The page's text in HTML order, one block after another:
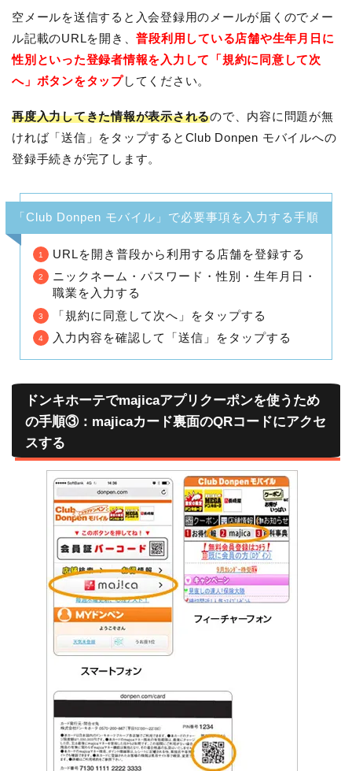
空メールを送信すると入会登録用のメールが届くのでメー
ル記載のURLを開き、普段利用している店舗や生年月日に
性別といった登録者情報を入力して「規約に同意して次
へ」ボタンをタップしてください。
再度入力してきた情報が表示されるので、内容に問題が無
ければ「送信」をタップするとClub Donpen モバイルへの
登録手続きが完了します。
「Club Donpen モバイル」で必要事項を入力する手順
URLを開き普段から利用する店舗を登録する
ニックネーム・パスワード・性別・生年月日・
職業を入力する
「規約に同意して次へ」をタップする
入力内容を確認して「送信」をタップする
ドンキホーテでmajicaアプリクーポンを使うため
の手順③：majicaカード裏面のQRコードにアクセ
スする